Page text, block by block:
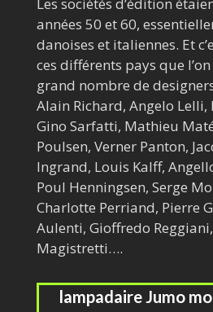
Les sociétés d’édition
années 50 et 60,
danoises et italiennes. Et
ces différents pays que
grand nombre de
Alain Richard, Angelo Lelli,
Gino Sarfatti, Mathieu
Poulsen, Verner Panton,
Ingrand, Louis Kalff,
Poul Henningsen, Serge
Charlotte Perriand, Pierre
Aulenti, Gioffredo
Magistretti….
lampadaire Jumo